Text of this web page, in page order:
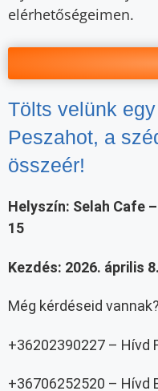
elérhetőségeimen.
Tölts velünk
Peszahot, a
összeér!
Helyszín: Selah Cafe
15
Kezdés: 2026. április
Még kérdéseid vannak?
+36202390227 – Hívd
+36706252520 – Hívd